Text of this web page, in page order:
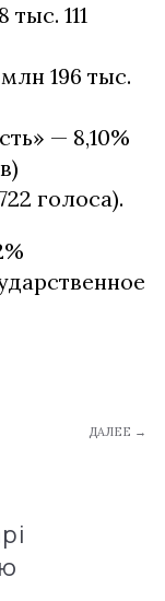
111
196 тыс.
— 8,10%
голоса).
ДАЛЕЕ →